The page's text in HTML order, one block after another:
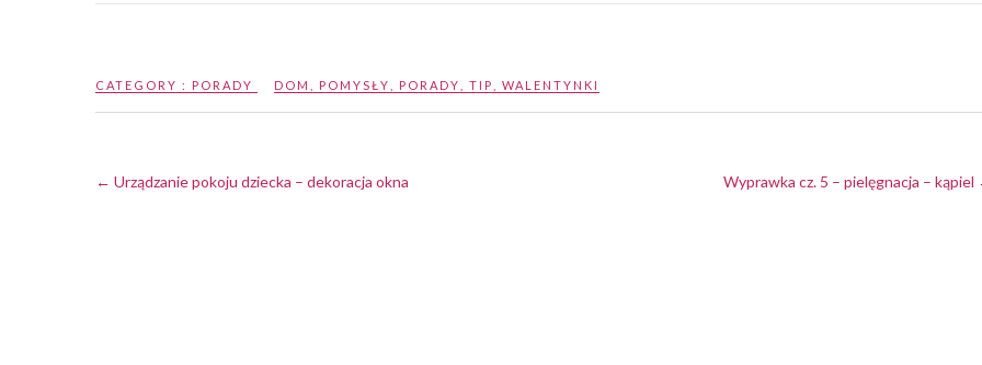
CATEGORY : PORADY DOM POMYSŁY PORADY TIP WALENTYNKI
← Urządzanie pokoju dziecka – dekoracja okna Wyprawka cz. 5 – pielęgnacja – kąpiel